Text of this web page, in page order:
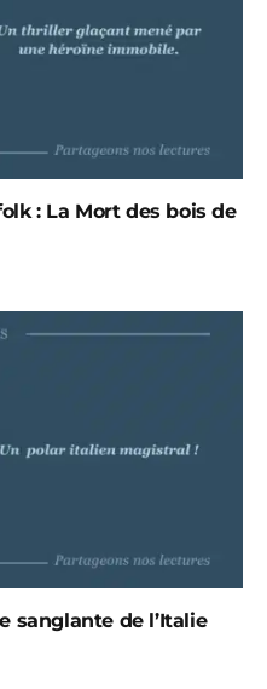
: La Mort des bois de
sanglante de l’Italie